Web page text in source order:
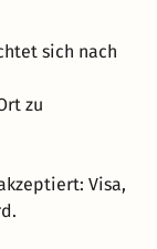
sich nach
zu
Visa,